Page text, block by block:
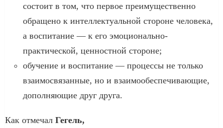
состоит в том, что первое преимущественно
обращено к интеллектуальной стороне человека,
а воспитание — к его эмоционально-
практической, ценностной стороне;
обучение и воспитание — процессы не только
взаимосвязанные, но и взаимообеспечивающие,
дополняющие друг друга.
Как отмечал Гегель,